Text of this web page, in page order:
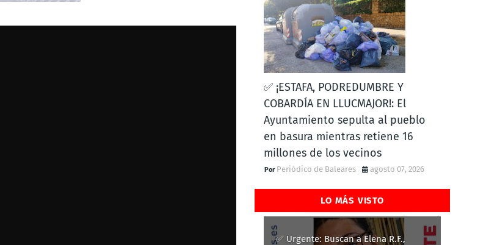
✅ ¡ESTAFA, PODREDUMBRE Y
COBARDÍA EN LLUCMAJOR!: El
Ayuntamiento sepulta al pueblo
en basura mientras retiene 16
millones de los vecinos
Periódico de Baleares agosto 07, 2026
LO MÁS VISTO
✅ Urgente: Buscan a Elena R.F.,